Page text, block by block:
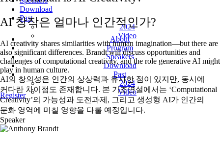
Download
Past
2024
Video
About
Program
Speakers
Download
Past
2024
Video
Register
AI 창작은 얼마나 인간적인가?
AI creativity shares similarities with human imagination—but there are
also significant differences. Brandt will discuss opportunities and
challenges of computational creativity, and the role generative AI might
play in human culture.
AI의 창의성은 인간의 상상력과 유사한 점이 있지만, 동시에
커다란 차이점도 존재합니다. 본 기조연설에서는 ‘Computational
Creativity’의 가능성과 도전과제, 그리고 생성형 AI가 인간의
문화 영역에 미칠 영향을 다룰 예정입니다.
Speaker